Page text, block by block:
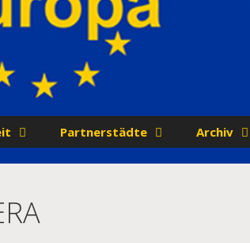
Partnerstädte Archiv